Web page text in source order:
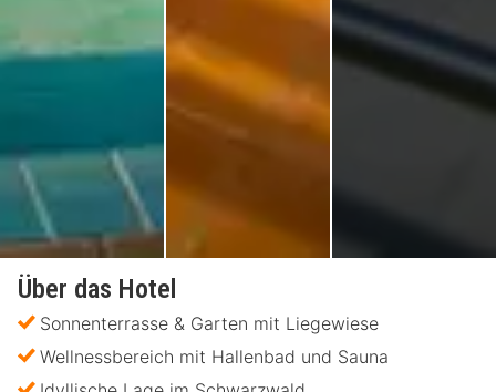
Über das Hotel
Sonnenterrasse & Garten mit Liegewiese
Wellnessbereich mit Hallenbad und Sauna